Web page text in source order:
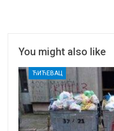
You might also like
ЋИЋЕВАЦ